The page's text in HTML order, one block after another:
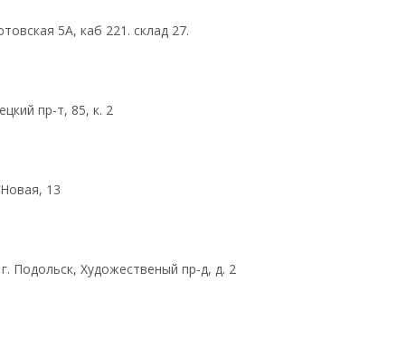
5А, каб 221. склад 27.
пр-т, 85, к. 2
13
Подольск, Художественый пр-д, д. 2